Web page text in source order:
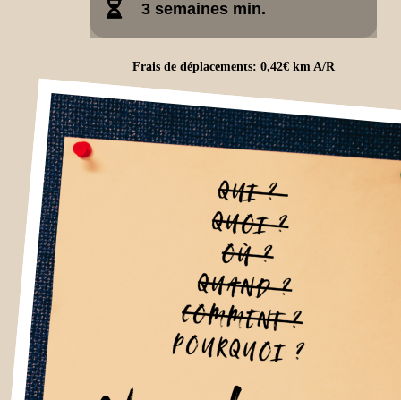
3 semaines min.
Frais de déplacements: 0,42€ km A/R